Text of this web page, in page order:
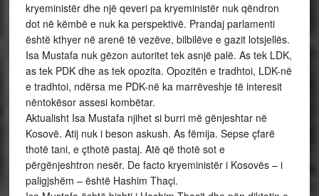
kryeministër dhe një qeveri pa kryeministër nuk qëndron
dot në këmbë e nuk ka perspektivë. Prandaj parlamenti
është kthyer në arenë të vezëve, bilbilëve e gazit lotsjellës.
Isa Mustafa nuk gëzon autoritet tek asnjë palë. As tek LDK,
as tek PDK dhe as tek opozita. Opozitën e tradhtoi, LDK-në
e tradhtoi, ndërsa me PDK-në ka marrëveshje të interesit
nëntokësor assesi kombëtar.
Aktualisht Isa Mustafa njihet si burri më gënjeshtar në
Kosovë. Atij nuk i beson askush. As fëmija. Sepse çfarë
thotë tani, e çthotë pastaj. Atë që thotë sot e
përgënjeshtron nesër. De facto kryeministër i Kosovës – i
paligjshëm – është Hashim Thaçi.